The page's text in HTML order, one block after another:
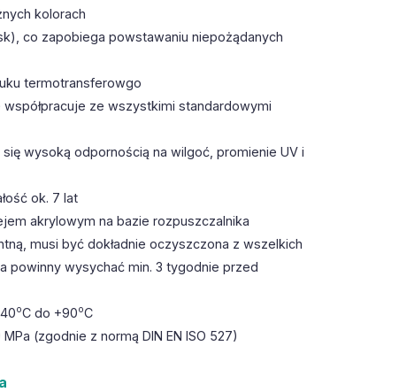
kolorach
co zapobiega powstawaniu niepożądanych
termotransferowgo
ze wszystkimi standardowymi
wysoką odpornością na wilgoć, promienie UV i
ok. 7 lat
akrylowym na bazie rozpuszczalnika
musi być dokładnie oczyszczona z wszelkich
powinny wysychać min. 3 tygodnie przed
oC do +90oC
(zgodnie z normą DIN EN ISO 527)